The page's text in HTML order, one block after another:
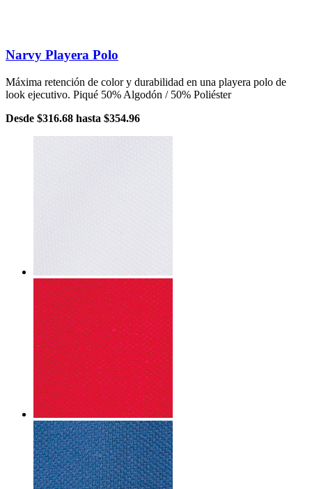
Narvy Playera Polo
Máxima retención de color y durabilidad en una playera polo de
look ejecutivo. Piqué 50% Algodón / 50% Poliéster
Desde $316.68 hasta $354.96